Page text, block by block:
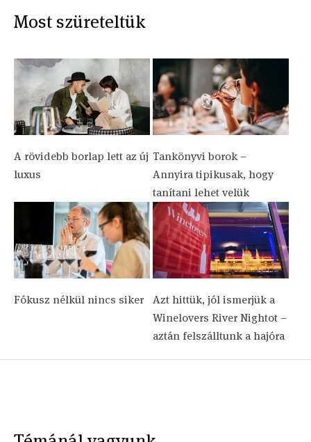
Most szüreteltük
A rövidebb borlap lett az új
luxus
Tankönyvi borok –
Annyira tipikusak, hogy
tanítani lehet velük
Fókusz nélkül nincs siker
Azt hittük, jól ismerjük a
Winelovers River Nightot –
aztán felszálltunk a hajóra